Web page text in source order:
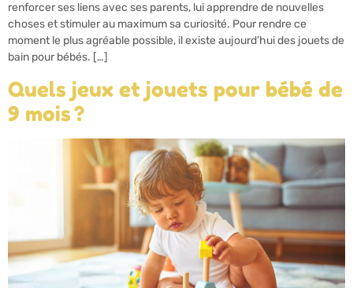
renforcer ses liens avec ses parents, lui apprendre de nouvelles
choses et stimuler au maximum sa curiosité. Pour rendre ce
moment le plus agréable possible, il existe aujourd’hui des jouets de
bain pour bébés. […]
Quels jeux et jouets pour bébé de
9 mois ?